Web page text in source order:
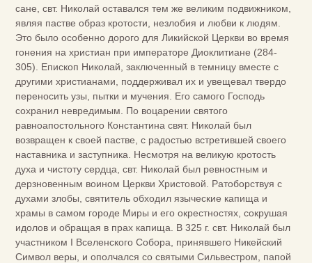
сане, свт. Николай оставался тем же великим подвижником,
являя пастве образ кротости, незлобия и любви к людям.
Это было особенно дорого для Ликийской Церкви во время
гонения на христиан при императоре Диоклитиане (284-
305). Епископ Николай, заключенный в темницу вместе с
другими христианами, поддерживал их и увещевал твердо
переносить узы, пытки и мучения. Его самого Господь
сохранил невредимым. По воцарении святого
равноапостольного Константина свят. Николай был
возвращен к своей пастве, с радостью встретившей своего
наставника и заступника. Несмотря на великую кротость
духа и чистоту сердца, свт. Николай был ревностным и
дерзновенным воином Церкви Христовой. Ратоборствуя с
духами злобы, святитель обходил языческие капища и
храмы в самом городе Миры и его окрестностях, сокрушая
идолов и обращая в прах капища. В 325 г. свт. Николай был
участником I Вселенского Собора, принявшего Никейский
Символ веры, и ополчался со святыми Сильвестром, папой